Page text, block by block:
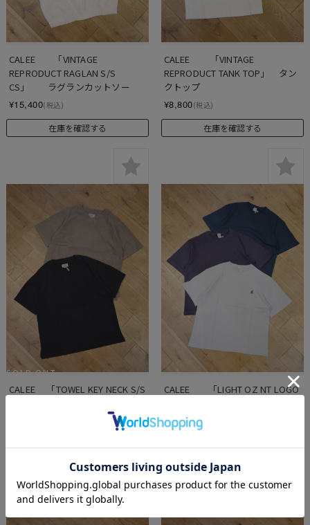
CALEE　　「VINTAGE
REPRODUCT RAGLAN S/S
CS」　　ラグランカットソー
¥15,400(税込)
在庫を確認する
CALEE　     「VINTAGE
REPRODUCT TANK TOP」　タン
クトップ
¥8,800(税込)
在庫を確認する
SOLD OUT
CALEE 　「TOWEL KEY NECK S/S
CALEE　　「LIGHT OZ NT LOGO
スウェットティーシャツ
¥11,000